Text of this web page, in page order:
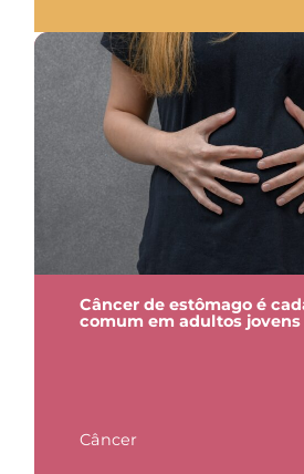
Câncer de estômago é
comum em adultos jovens
Câncer